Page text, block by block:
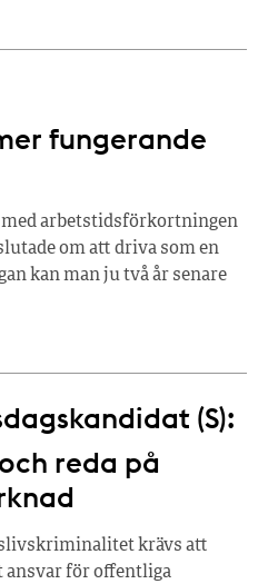
fungerande
med arbetstidsförkortningen
om att driva som en
kan man ju två år senare
(S):
reda på
krävs att
för offentliga